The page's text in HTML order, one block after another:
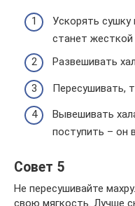
Ускорять
станет жесткой
Развешивать
Пересушивать,
Вывешивать
поступить – он
Совет 5
Не пересушивайте
свою мягкость. Лучше